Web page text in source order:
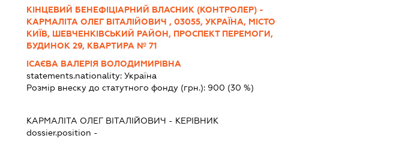
КІНЦЕВИЙ БЕНЕФІЦІАРНИЙ ВЛАСНИК (КОНТРОЛЕР) -
КАРМАЛІТА ОЛЕГ ВІТАЛІЙОВИЧ , 03055, УКРАЇНА, МІСТО
КИЇВ, ШЕВЧЕНКІВСЬКИЙ РАЙОН, ПРОСПЕКТ ПЕРЕМОГИ,
БУДИНОК 29, КВАРТИРА № 71
ІСАЄВА ВАЛЕРІЯ ВОЛОДИМИРІВНА
statements.nationality:Україна
Розмір внеску до статутного фонду (грн.): 900 (30 %)
КАРМАЛІТА ОЛЕГ ВІТАЛІЙОВИЧ - КЕРІВНИК
dossier.position -